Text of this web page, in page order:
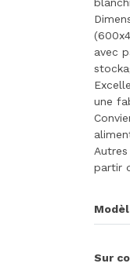
avec
une
partir
Sur